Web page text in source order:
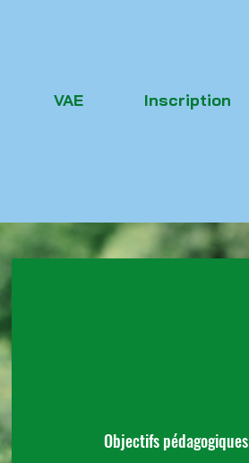
VAE Inscription
Objectifs pédagogiques